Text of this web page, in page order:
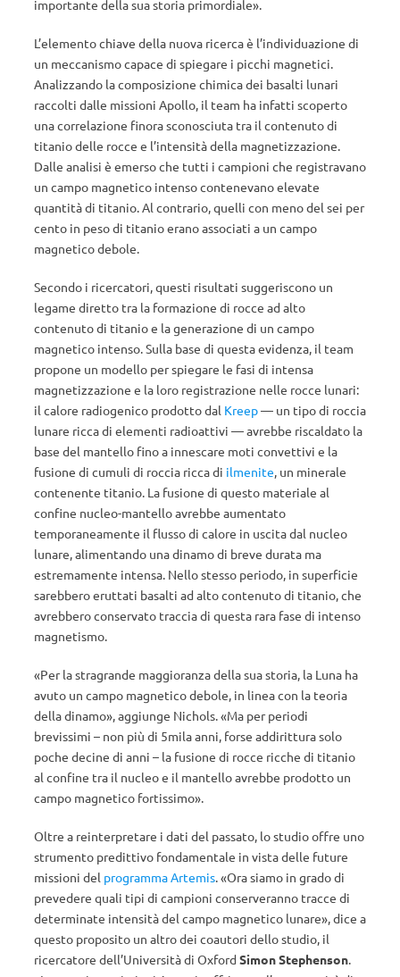
importante della sua storia primordiale».
L’elemento chiave della nuova ricerca è l’individuazione di
un meccanismo capace di spiegare i picchi magnetici.
Analizzando la composizione chimica dei basalti lunari
raccolti dalle missioni Apollo, il team ha infatti scoperto
una correlazione finora sconosciuta tra il contenuto di
titanio delle rocce e l’intensità della magnetizzazione.
Dalle analisi è emerso che tutti i campioni che registravano
un campo magnetico intenso contenevano elevate
quantità di titanio. Al contrario, quelli con meno del sei per
cento in peso di titanio erano associati a un campo
magnetico debole.
Secondo i ricercatori, questi risultati suggeriscono un
legame diretto tra la formazione di rocce ad alto
contenuto di titanio e la generazione di un campo
magnetico intenso. Sulla base di questa evidenza, il team
propone un modello per spiegare le fasi di intensa
magnetizzazione e la loro registrazione nelle rocce lunari:
il calore radiogenico prodotto dal Kreep— un tipo di roccia
lunare ricca di elementi radioattivi — avrebbe riscaldato la
base del mantello fino a innescare moti convettivi e la
fusione di cumuli di roccia ricca di ilmenite, un minerale
contenente titanio. La fusione di questo materiale al
confine nucleo-mantello avrebbe aumentato
temporaneamente il flusso di calore in uscita dal nucleo
lunare, alimentando una dinamo di breve durata ma
estremamente intensa. Nello stesso periodo, in superficie
sarebbero eruttati basalti ad alto contenuto di titanio, che
avrebbero conservato traccia di questa rara fase di intenso
magnetismo.
«Per la stragrande maggioranza della sua storia, la Luna ha
avuto un campo magnetico debole, in linea con la teoria
della dinamo», aggiunge Nichols. «Ma per periodi
brevissimi – non più di 5mila anni, forse addirittura solo
poche decine di anni – la fusione di rocce ricche di titanio
al confine tra il nucleo e il mantello avrebbe prodotto un
campo magnetico fortissimo».
Oltre a reinterpretare i dati del passato, lo studio offre uno
strumento predittivo fondamentale in vista delle future
missioni del programma Artemis. «Ora siamo in grado di
prevedere quali tipi di campioni conserveranno tracce di
determinate intensità del campo magnetico lunare», dice a
questo proposito un altro dei coautori dello studio, il
ricercatore dell’Università di OxfordSimon Stephenson.